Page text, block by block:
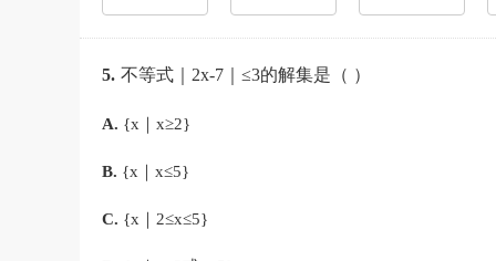
5. 不等式｜2x-7｜≤3的解集是（ ）
A. {x｜x≥2}
B. {x｜x≤5}
C. {x｜2≤x≤5}